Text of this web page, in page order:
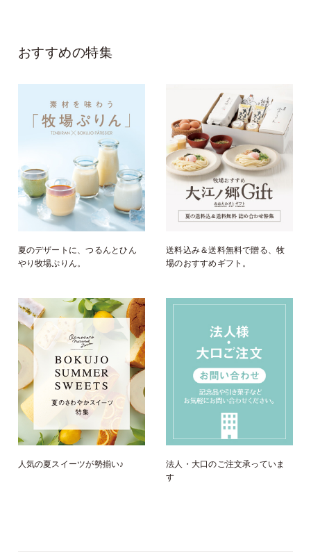
おすすめの特集
夏のデザートに、つるんとひん
やり牧場ぷりん。
送料込み＆送料無料で贈る、牧
場のおすすめギフト。
人気の夏スイーツが勢揃い♪
法人・大口のご注文承っていま
す